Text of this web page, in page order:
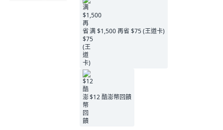
满 $1,500 再省 $75 (王道卡)
$12 酷澎幣回饋